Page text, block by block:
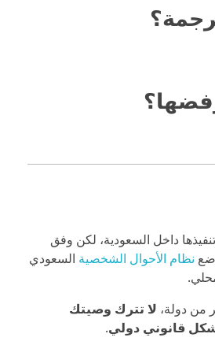
داخل السعودية، لكن وفق
نظام الأحوال الشخصية السعودي
من دولة، لا تترك وصيتك
قانوني دولي.